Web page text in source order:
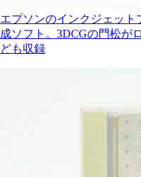
エプソンのインクジェッ
成ソフト。3DCGの門松が
ども収録